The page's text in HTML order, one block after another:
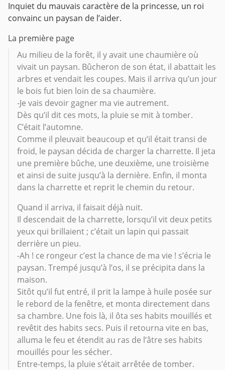
Inquiet du mauvais caractère de la princesse, un roi
convainc un paysan de l’aider.
La première page
Au milieu de la forêt, il y avait une chaumière où
vivait un paysan. Bûcheron de son état, il abattait les
arbres et vendait les coupes. Mais il arriva qu’un jour
le bois fut bien loin de sa chaumière.
-Je vais devoir gagner ma vie autrement.
Dès qu’il dit ces mots, la pluie se mit à tomber.
C’était l’automne.
Comme il pleuvait beaucoup et qu’il était transi de
froid, le paysan décida de charger la charrette. Il jeta
une première bûche, une deuxième, une troisième
et ainsi de suite jusqu’à la dernière. Enfin, il monta
dans la charrette et reprit le chemin du retour.
Quand il arriva, il faisait déjà nuit.
Il descendait de la charrette, lorsqu’il vit deux petits
yeux qui brillaient ; c’était un lapin qui passait
derrière un pieu.
-Ah ! ce rongeur c’est la chance de ma vie ! s’écria le
paysan. Trempé jusqu’à l’os, il se précipita dans la
maison.
Sitôt qu’il fut entré, il prit la lampe à huile posée sur
le rebord de la fenêtre, et monta directement dans
sa chambre. Une fois là, il ôta ses habits mouillés et
revêtit des habits secs. Puis il retourna vite en bas,
alluma le feu et étendit au ras de l’âtre ses habits
mouillés pour les sécher.
Entre-temps, la pluie s’était arrêtée de tomber.